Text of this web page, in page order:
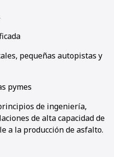
pequeñas autopistas y
pymes
de ingeniería,
de alta capacidad de
a la producción de asfalto.